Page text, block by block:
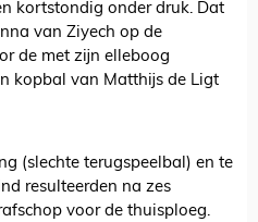
kortstondig onder druk. Dat
van Ziyech op de
de met zijn elleboog
kopbal van Matthijs de Ligt
(slechte terugspeelbal) en te
resulteerden na zes
voor de thuisploeg.